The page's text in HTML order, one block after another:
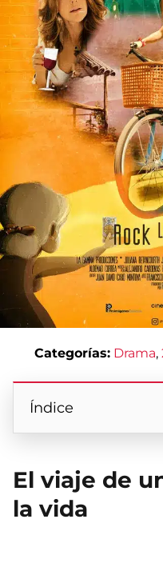
Categorías: Drama,
Índice
El viaje de
la vida